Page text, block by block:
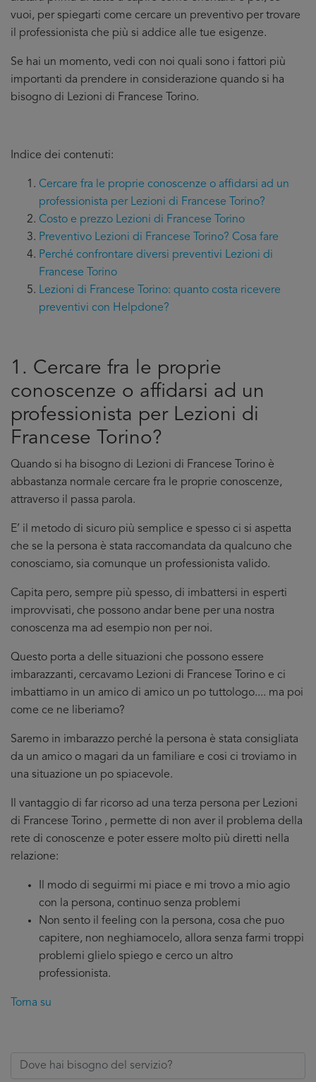
vuoi, per spiegarti come cercare un preventivo per trovare
il professionista che più si addice alle tue esigenze.
Se hai un momento, vedi con noi quali sono i fattori più
importanti da prendere in considerazione quando si ha
bisogno di Lezioni di Francese Torino.
Indice dei contenuti:
Cercare fra le proprie conoscenze o affidarsi ad un
professionista per Lezioni di Francese Torino?
Costo e prezzo Lezioni di Francese Torino
Preventivo Lezioni di Francese Torino? Cosa fare
Perché confrontare diversi preventivi Lezioni di
Francese Torino
Lezioni di Francese Torino: quanto costa ricevere
preventivi con Helpdone?
1. Cercare fra le proprie
conoscenze o affidarsi ad un
professionista per Lezioni di
Francese Torino?
Quando si ha bisogno di Lezioni di Francese Torino è
abbastanza normale cercare fra le proprie conoscenze,
attraverso il passa parola.
E’ il metodo di sicuro più semplice e spesso ci si aspetta
che se la persona è stata raccomandata da qualcuno che
conosciamo, sia comunque un professionista valido.
Capita pero, sempre più spesso, di imbattersi in esperti
improvvisati, che possono andar bene per una nostra
conoscenza ma ad esempio non per noi.
Questo porta a delle situazioni che possono essere
imbarazzanti, cercavamo Lezioni di Francese Torino e ci
imbattiamo in un amico di amico un po tuttologo.... ma poi
come ce ne liberiamo?
Saremo in imbarazzo perché la persona è stata consigliata
da un amico o magari da un familiare e cosi ci troviamo in
una situazione un po spiacevole.
Il vantaggio di far ricorso ad una terza persona per Lezioni
di Francese Torino , permette di non aver il problema della
rete di conoscenze e poter essere molto più diretti nella
relazione:
Il modo di seguirmi mi piace e mi trovo a mio agio
con la persona, continuo senza problemi
Non sento il feeling con la persona, cosa che puo
capitere, non neghiamocelo, allora senza farmi troppi
problemi glielo spiego e cerco un altro
professionista.
Torna su